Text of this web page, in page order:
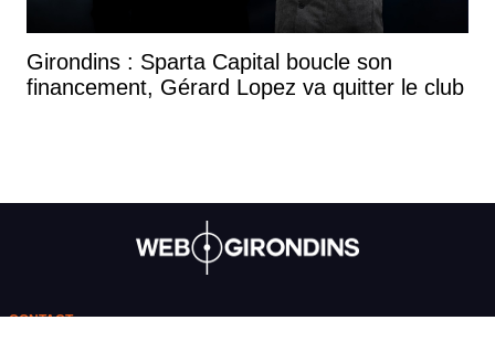
Girondins : Sparta Capital boucle son
financement, Gérard Lopez va quitter le club
CONTACT